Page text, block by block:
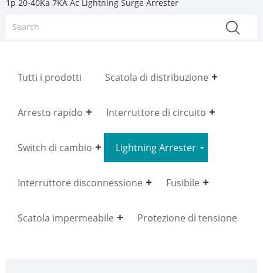
1p 20-40Ka 7KA Ac Lightning Surge Arrester
Tutti i prodotti Scatola di distribuzione
Arresto rapido Interruttore di circuito
Switch di cambio Lightning Arrester
Interruttore disconnessione Fusibile
Scatola impermeabile Protezione di tensione